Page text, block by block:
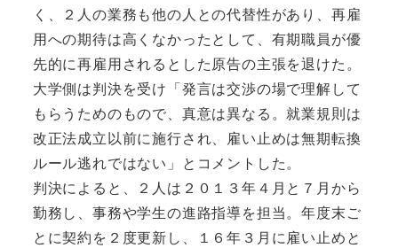
く、２人の業務も他の人との代替性があり、再雇
用への期待は高くなかったとして、有期職員が優
先的に再雇用されるとした原告の主張を退けた。
大学側は判決を受け「発言は交渉の場で理解して
もらうためのもので、真意は異なる。就業規則は
改正法成立以前に施行され、雇い止めは無期転換
ルール逃れではない」とコメントした。
判決によると、２人は２０１３年４月と７月から
勤務し、事務や学生の進路指導を担当。年度末ご
とに契約を２度更新し、１６年３月に雇い止めと